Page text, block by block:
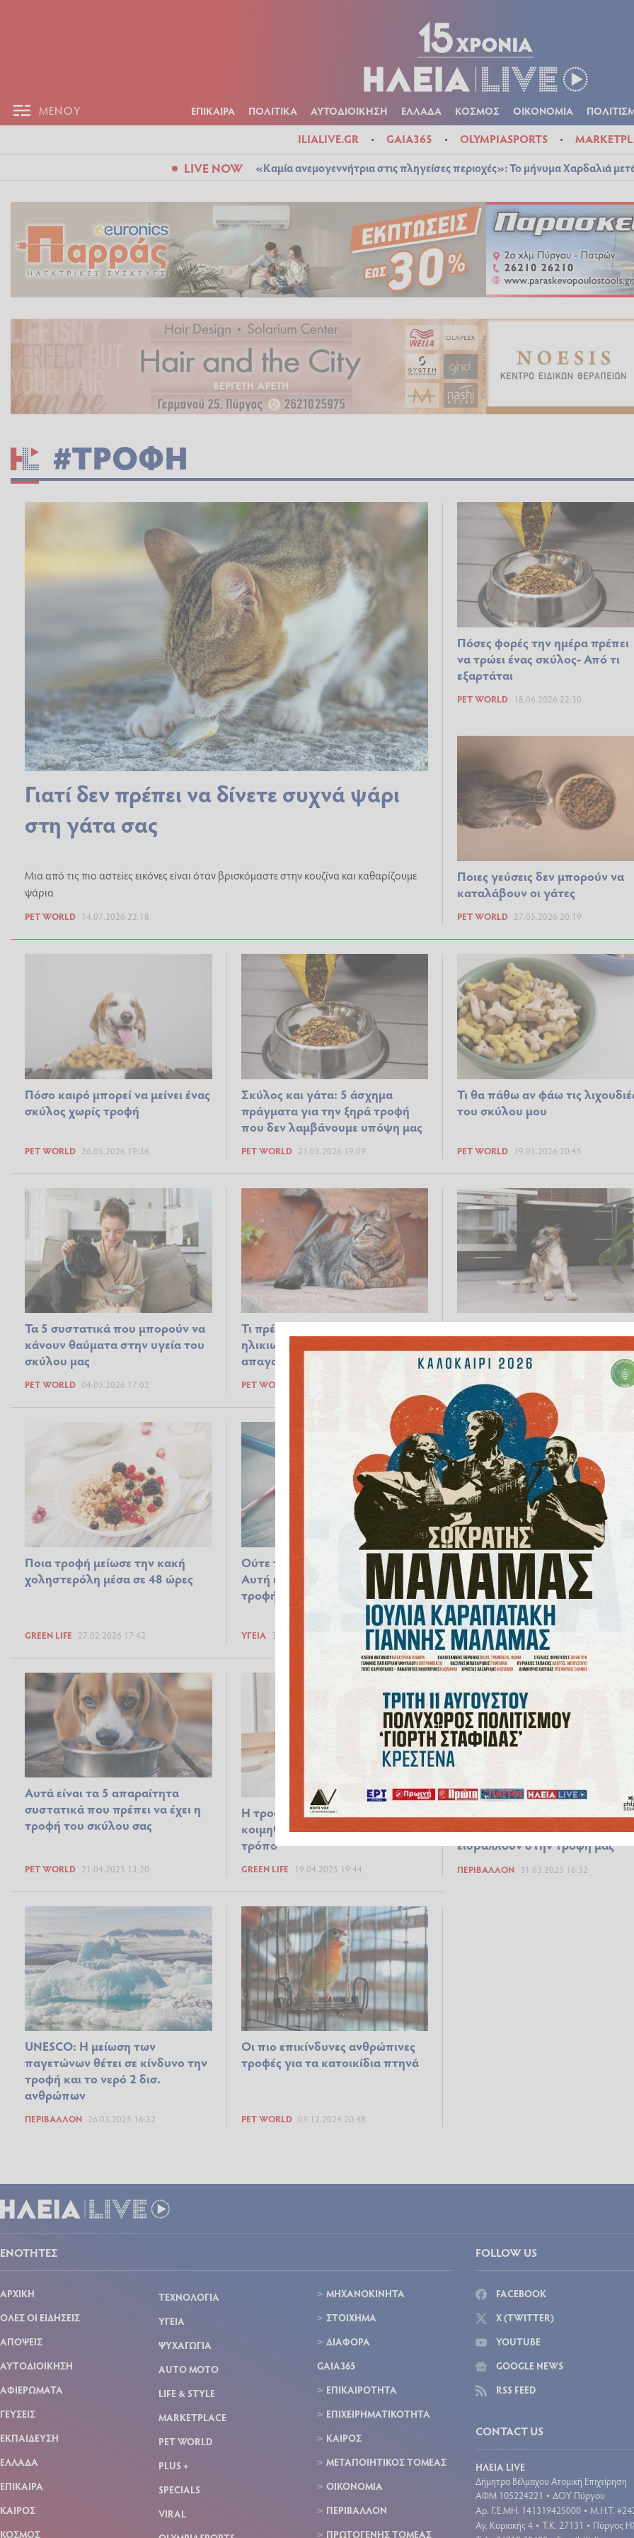
ΜΕΝΟΥ ΕΠΙΚΑΙΡΑ ΠΟΛΙΤΙΚΑ ΑΥΤΟΔΙΟΙΚΗΣΗ ΕΛΛΑΔΑ ΚΟΣΜΟΣ ΟΙΚΟΝΟΜΙΑ
ILIALIVE.GR GAIA365 OLYMPIASPORTS
LIVE NOW «Καμία ανεμογεννήτρια στις πληγείσες περιοχές»: Το μήνυμα Χαρδαλιά
#ΤΡΟΦΗ
Γιατί δεν πρέπει να δίνετε συχνά ψάρι
στη γάτα σας
Μια από τις πιο αστείες εικόνες είναι όταν βρισκόμαστε στην κουζίνα και καθαρίζουμε
ψάρια
PET WORLD 14.07.2026 22:18
Πόσες φορές την ημέρα πρέπει
να τρώει ένας σκύλος- Από τι
εξαρτάται
PET WORLD 18.06.2026 22:30
Ποιες γεύσεις δεν μπορούν να
καταλάβουν οι γάτες
PET WORLD 27.05.2026 20:19
Πόσο καιρό μπορεί να μείνει ένας
σκύλος χωρίς τροφή
PET WORLD 26.05.2026 19:36
Σκύλος και γάτα: 5 άσχημα
πράγματα για την ξηρά τροφή
που δεν λαμβάνουμε υπόψη μας
PET WORLD 21.05.2026 19:09
Τι θα πάθω αν φάω τις
του σκύλου μου
PET WORLD 19.05.2026 20:45
Τα 5 συστατικά που μπορούν να
κάνουν θαύματα στην υγεία του
σκύλου μας
PET WORLD 04.05.2026 17:02
Τι πρέπει να τρώει μια
ηλικιωμένη γάτα και τι
απαγορεύεται
PET WORLD
Οι 5 πιο επικίνδυνες τροφές
PET WORLD
Ποια τροφή μείωσε την κακή
χοληστερόλη μέσα σε 48 ώρες
GREEN LIFE 27.02.2026 17:42
Ούτε το κρέας ούτε τα τηγανητά:
Αυτή είναι η πιο επικίνδυνη
τροφή για την καρδιά
ΥΓΕΊΑ 30.08.2025 14:58
Πάνω από 6.000 πρόσφυγες
το Νότιο Σουδάν φεύγουν από
καταυλισμό στην Κένυα λόγω
έλλειψης τροφής
ΚΌΣΜΟΣ 29.08.2025 07:12
Αυτά είναι τα 5 απαραίτητα
συστατικά που πρέπει να έχει η
τροφή του σκύλου σας
PET WORLD 21.04.2025 13:20
Η τροφή που θα σας βοηθήσει να
κοιμηθείτε βαθιά, με φυσικό
τρόπο
GREEN LIFE 19.04.2025 19:44
Από τα χωράφια, στο τραπέζι
στο σώμα μας: Πώς τα
εισβάλλουν στην τροφή μας
ΠΕΡΙΒΆΛΛΟΝ 31.03.2025 16:32
UNESCO: Η μείωση των
παγετώνων θέτει σε κίνδυνο την
τροφή και το νερό 2 δισ.
ανθρώπων
ΠΕΡΙΒΆΛΛΟΝ 26.03.2025 16:32
Οι πιο επικίνδυνες ανθρώπινες
τροφές για τα κατοικίδια πτηνά
PET WORLD 03.12.2024 20:48
ΕΝΟΤΗΤΕΣ
ΑΡΧΙΚΗ
ΟΛΕΣ ΟΙ ΕΙΔΗΣΕΙΣ
ΑΠΟΨΕΙΣ
ΑΥΤΟΔΙΟΙΚΗΣΗ
ΑΦΙΕΡΩΜΑΤΑ
ΓΕΥΣΕΙΣ
ΕΚΠΑΙΔΕΥΣΗ
ΕΛΛΑΔΑ
ΕΠΙΚΑΙΡΑ
ΚΑΙΡΟΣ
ΚΟΣΜΟΣ
ΤΕΧΝΟΛΟΓΙΑ
ΥΓΕΙΑ
ΨΥΧΑΓΩΓΙΑ
AUTO MOTO
LIFE & STYLE
MARKETPLACE
PET WORLD
PLUS +
SPECIALS
VIRAL
ΜΗΧΑΝΟΚΙΝΗΤΑ
ΣΤΟΙΧΗΜΑ
ΔΙΑΦΟΡΑ
GAIA365
ΕΠΙΚΑΙΡΟΤΗΤΑ
ΕΠΙΧΕΙΡΗΜΑΤΙΚΟΤΗΤΑ
ΚΑΙΡΟΣ
ΜΕΤΑΠΟΙΗΤΙΚΟΣ ΤΟΜΕΑΣ
ΟΙΚΟΝΟΜΙΑ
ΠΕΡΙΒΑΛΛΟΝ
ΠΡΩΤΟΓΕΝΗΣ ΤΟΜΕΑΣ
FOLLOW US
FACEBOOK
X (TWITTER)
YOUTUBE
GOOGLE NEWS
RSS FEED
CONTACT US
ΗΛΕΙΑ LIVE
Δήμητρα Βέλμαχου Ατομική Επιχείρηση
ΑΦΜ 105224221 • ΔΟΥ Πύργου
Aρ. Γ.Ε.ΜΗ. 141319425000 • Μ.Η.Τ.
Αγ. Κυριακής 4 • Τ.Κ. 27131 • Πύργος